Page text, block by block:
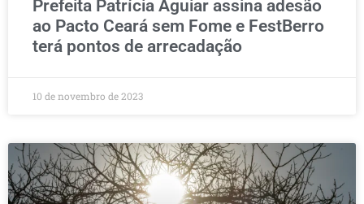
Prefeita Patrícia Aguiar assina adesão
ao Pacto Ceará sem Fome e FestBerro
terá pontos de arrecadação
10 de novembro de 2023